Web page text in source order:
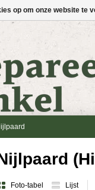
Foto-tabel Lijst
op om onze website te